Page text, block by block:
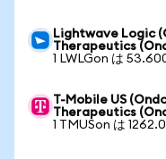
Lightwave Logic
Therapeutics
1 LWLGon は
T-Mobile US
Therapeutics
1 TMUSon は